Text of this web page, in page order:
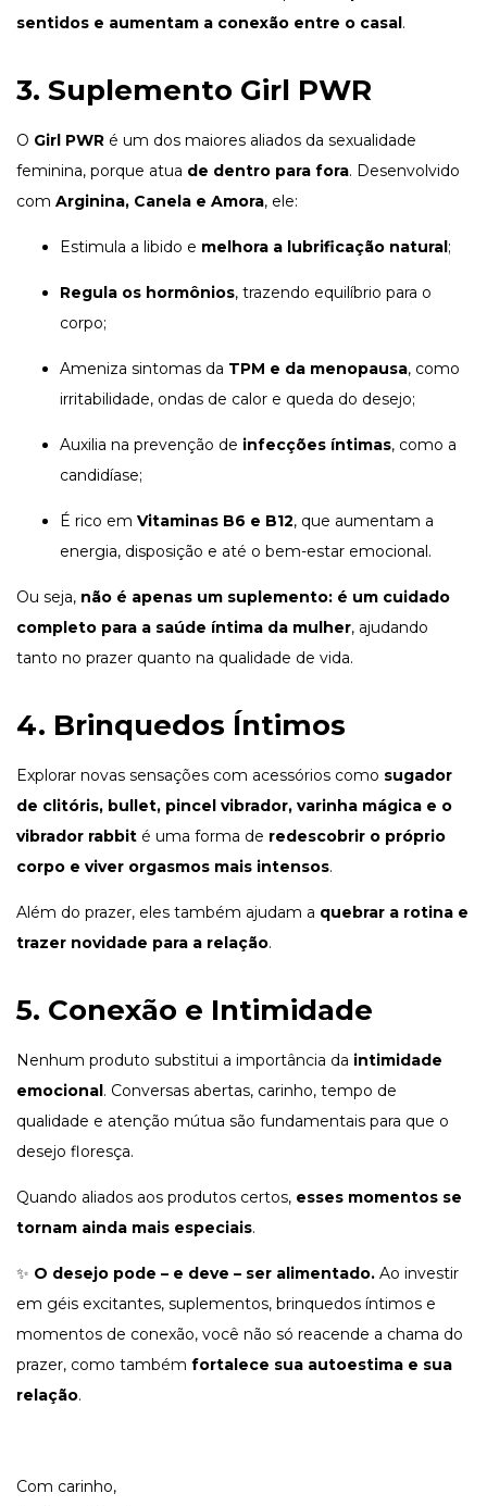
sentidos e aumentam a conexão entre o casal.
3. Suplemento Girl PWR
O Girl PWR é um dos maiores aliados da sexualidade
feminina, porque atua de dentro para fora. Desenvolvido
com Arginina, Canela e Amora, ele:
Estimula a libido e melhora a lubrificação natural;
Regula os hormônios, trazendo equilíbrio para o
corpo;
Ameniza sintomas da TPM e da menopausa, como
irritabilidade, ondas de calor e queda do desejo;
Auxilia na prevenção de infecções íntimas, como a
candidíase;
É rico em Vitaminas B6 e B12, que aumentam a
energia, disposição e até o bem-estar emocional.
Ou seja, não é apenas um suplemento: é um cuidado
completo para a saúde íntima da mulher, ajudando
tanto no prazer quanto na qualidade de vida.
4. Brinquedos Íntimos
Explorar novas sensações com acessórios como sugador
de clitóris, bullet, pincel vibrador, varinha mágica e o
vibrador rabbit é uma forma de redescobrir o próprio
corpo e viver orgasmos mais intensos.
Além do prazer, eles também ajudam a quebrar a rotina e
trazer novidade para a relação.
5. Conexão e Intimidade
Nenhum produto substitui a importância da intimidade
emocional. Conversas abertas, carinho, tempo de
qualidade e atenção mútua são fundamentais para que o
desejo floresça.
Quando aliados aos produtos certos, esses momentos se
tornam ainda mais especiais.
✨ O desejo pode – e deve – ser alimentado. Ao investir
em géis excitantes, suplementos, brinquedos íntimos e
momentos de conexão, você não só reacende a chama do
prazer, como também fortalece sua autoestima e sua
relação.
Com carinho,